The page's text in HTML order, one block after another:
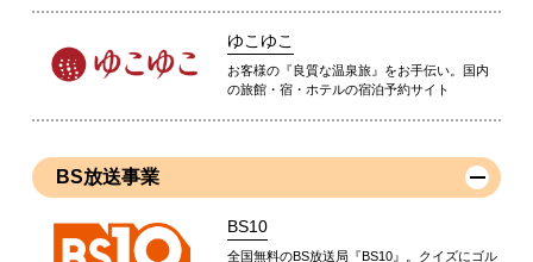
ゆこゆこ
お客様の『良質な温泉旅』をお手伝い。国内
の旅館・宿・ホテルの宿泊予約サイト
BS放送事業
BS10
全国無料のBS放送局『BS10』。クイズにゴル